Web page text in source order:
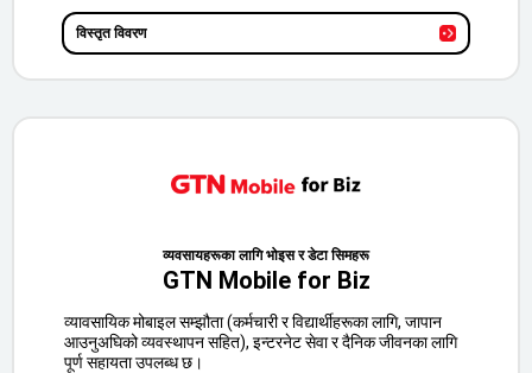
विस्तृत विवरण
व्यवसायहरूका लागि भोइस र डेटा सिमहरू
GTN Mobile for Biz
व्यावसायिक मोबाइल सम्झौता (कर्मचारी र विद्यार्थीहरूका लागि, जापान
आउनुअघिको व्यवस्थापन सहित), इन्टरनेट सेवा र दैनिक जीवनका लागि
पूर्ण सहायता उपलब्ध छ।